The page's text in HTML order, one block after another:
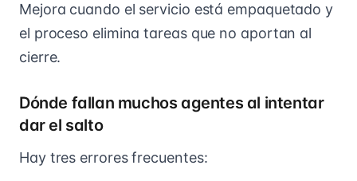
Mejora cuando el servicio está empaquetado y
el proceso elimina tareas que no aportan al
cierre.
Dónde fallan muchos agentes al intentar
dar el salto
Hay tres errores frecuentes: